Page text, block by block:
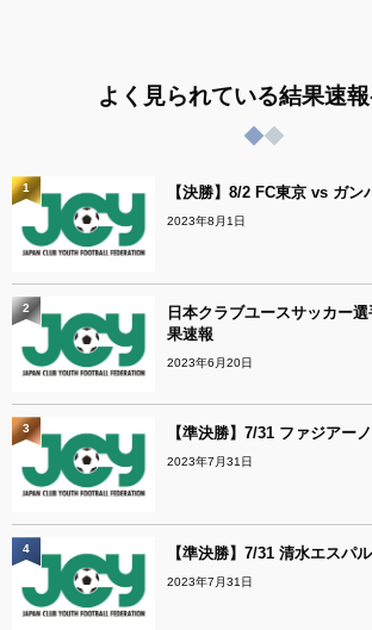
よく見られている結果速
【決勝】8/2 FC東京 vs ガン
2023年8月1日
1
日本クラブユースサッカー
果速報
2023年6月20日
2
【準決勝】7/31 ファジアー
2023年7月31日
3
【準決勝】7/31 清水エスパ
2023年7月31日
4